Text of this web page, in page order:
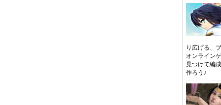
り広げる、
オンライン
見つけて編
作ろう♪